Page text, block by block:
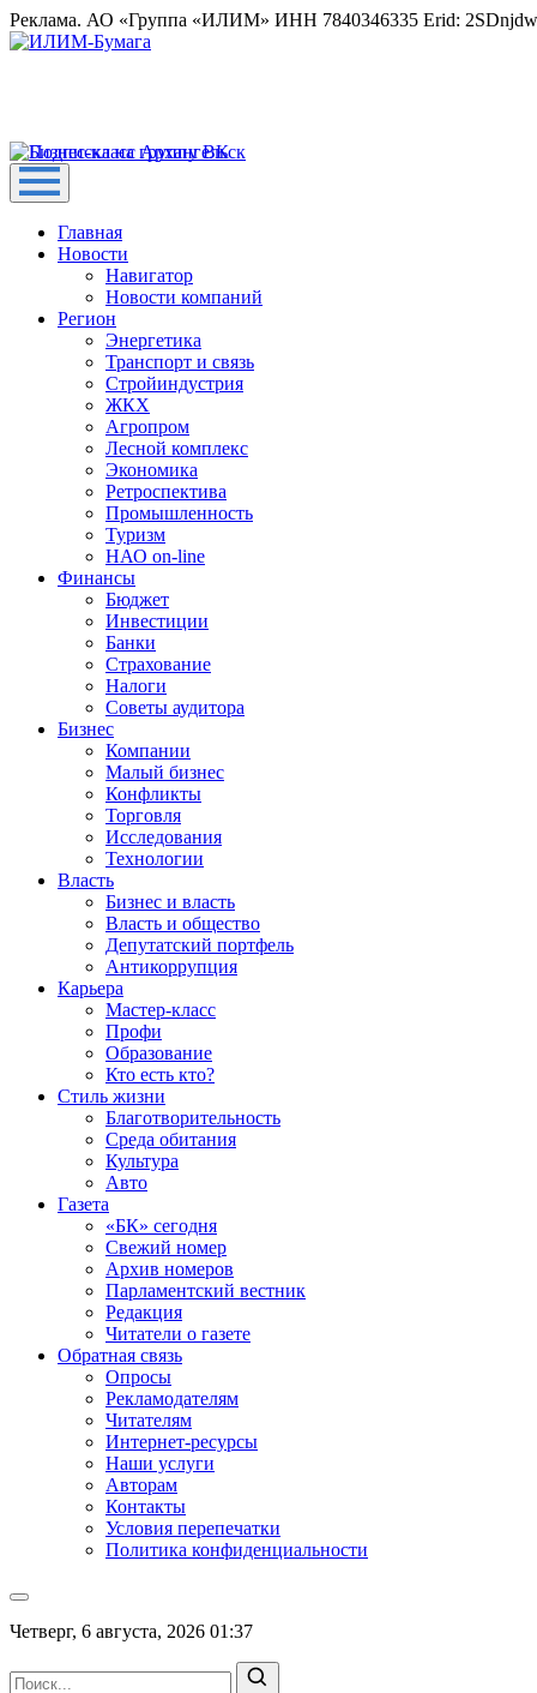
Реклама. АО «Группа «ИЛИМ» ИНН 7840346335 Erid:
Главная
Новости
Навигатор
Новости компаний
Регион
Энергетика
Транспорт и связь
Стройиндустрия
ЖКХ
Агропром
Лесной комплекс
Экономика
Ретроспектива
Промышленность
Туризм
НАО on-line
Финансы
Бюджет
Инвестиции
Банки
Страхование
Налоги
Советы аудитора
Бизнес
Компании
Малый бизнес
Конфликты
Торговля
Исследования
Технологии
Власть
Бизнес и власть
Власть и общество
Депутатский портфель
Антикоррупция
Карьера
Мастер-класс
Профи
Образование
Кто есть кто?
Стиль жизни
Благотворительность
Среда обитания
Культура
Авто
Газета
«БК» сегодня
Свежий номер
Архив номеров
Парламентский вестник
Редакция
Читатели о газете
Обратная связь
Опросы
Рекламодателям
Читателям
Интернет-ресурсы
Наши услуги
Авторам
Контакты
Условия перепечатки
Политика конфиденциальности
Четверг, 6 августа, 2026 01:37